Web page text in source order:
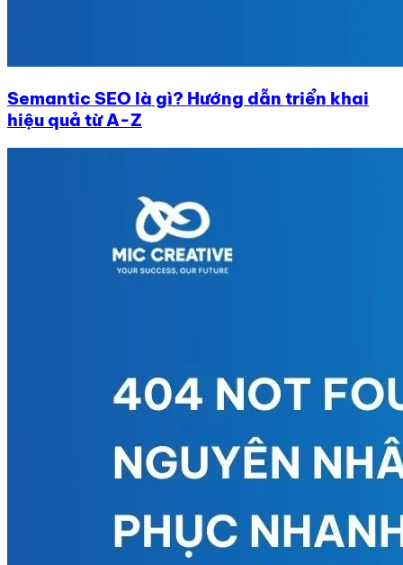
Semantic SEO là gì? Hướng dẫn triển khai
hiệu quả từ A-Z